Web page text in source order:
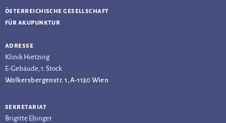
österreichische gesellschaft
für akupunktur
adresse
Klinik Hietzing
E-Gebäude, 1. Stock
Wolkersbergenstr. 1, A-1130 Wien
sekretariat
Brigitte Ebinger